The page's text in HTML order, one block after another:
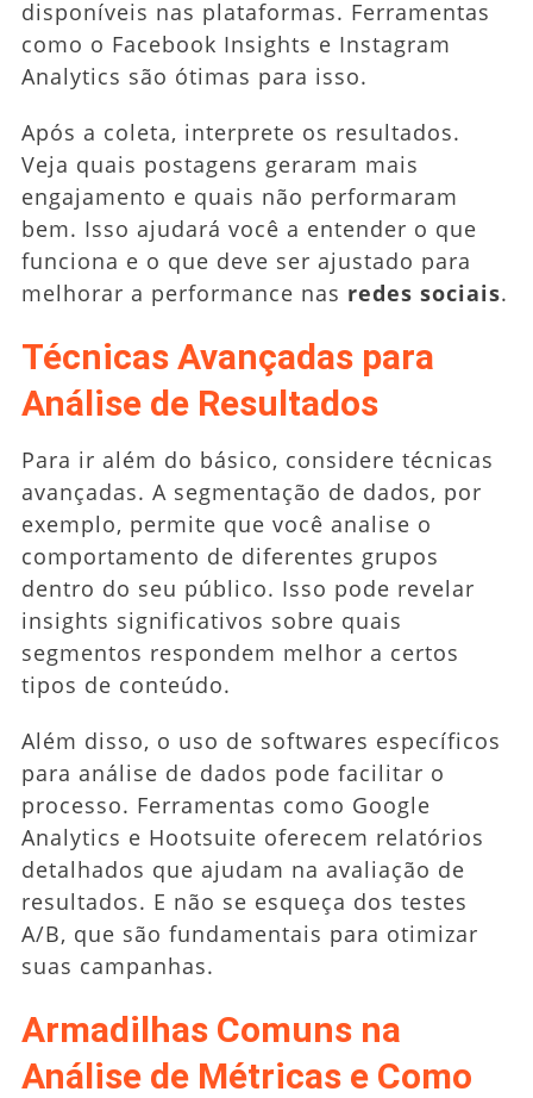
disponíveis nas plataformas. Ferramentas
como o Facebook Insights e Instagram
Analytics são ótimas para isso.
Após a coleta, interprete os resultados.
Veja quais postagens geraram mais
engajamento e quais não performaram
bem. Isso ajudará você a entender o que
funciona e o que deve ser ajustado para
melhorar a performance nas redes sociais.
Técnicas Avançadas para
Análise de Resultados
Para ir além do básico, considere técnicas
avançadas. A segmentação de dados, por
exemplo, permite que você analise o
comportamento de diferentes grupos
dentro do seu público. Isso pode revelar
insights significativos sobre quais
segmentos respondem melhor a certos
tipos de conteúdo.
Além disso, o uso de softwares específicos
para análise de dados pode facilitar o
processo. Ferramentas como Google
Analytics e Hootsuite oferecem relatórios
detalhados que ajudam na avaliação de
resultados. E não se esqueça dos testes
A/B, que são fundamentais para otimizar
suas campanhas.
Armadilhas Comuns na
Análise de Métricas e Como